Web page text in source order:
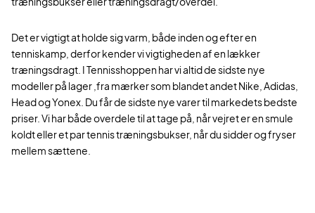
Det er vigtigt at holde sig varm, både inden og efter en
tenniskamp, derfor kender vi vigtigheden af en lækker
træningsdragt. I Tennisshoppen har vi altid de sidste nye
modeller på lager ,fra mærker som blandet andet Nike, Adidas,
Head og Yonex. Du får de sidste nye varer til markedets bedste
priser. Vi har både overdele til at tage på, når vejret er en smule
koldt eller et par tennis træningsbukser, når du sidder og fryser
mellem sættene.